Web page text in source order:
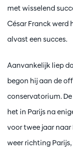
met wisselend
César Franck werd
alvast een succes.
Aanvankelijk liep
begon hij aan de
conservatorium.
het in Parijs na
voor twee jaar naar
weer richting